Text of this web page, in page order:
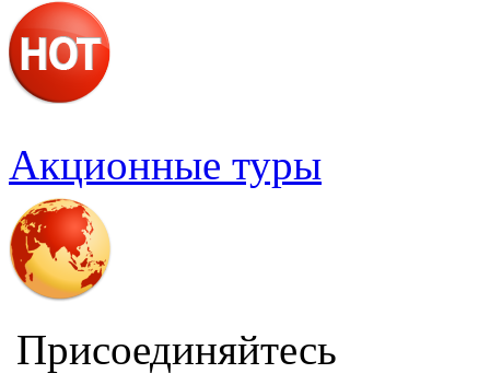
о. Суматра
о. Ява
Акционные туры
Присоединяйтесь